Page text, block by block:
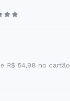
R$ 54,98 no cartão